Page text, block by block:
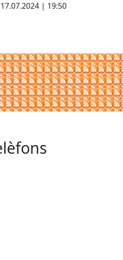
| 19:50